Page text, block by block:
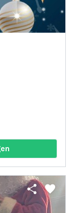
share favorite